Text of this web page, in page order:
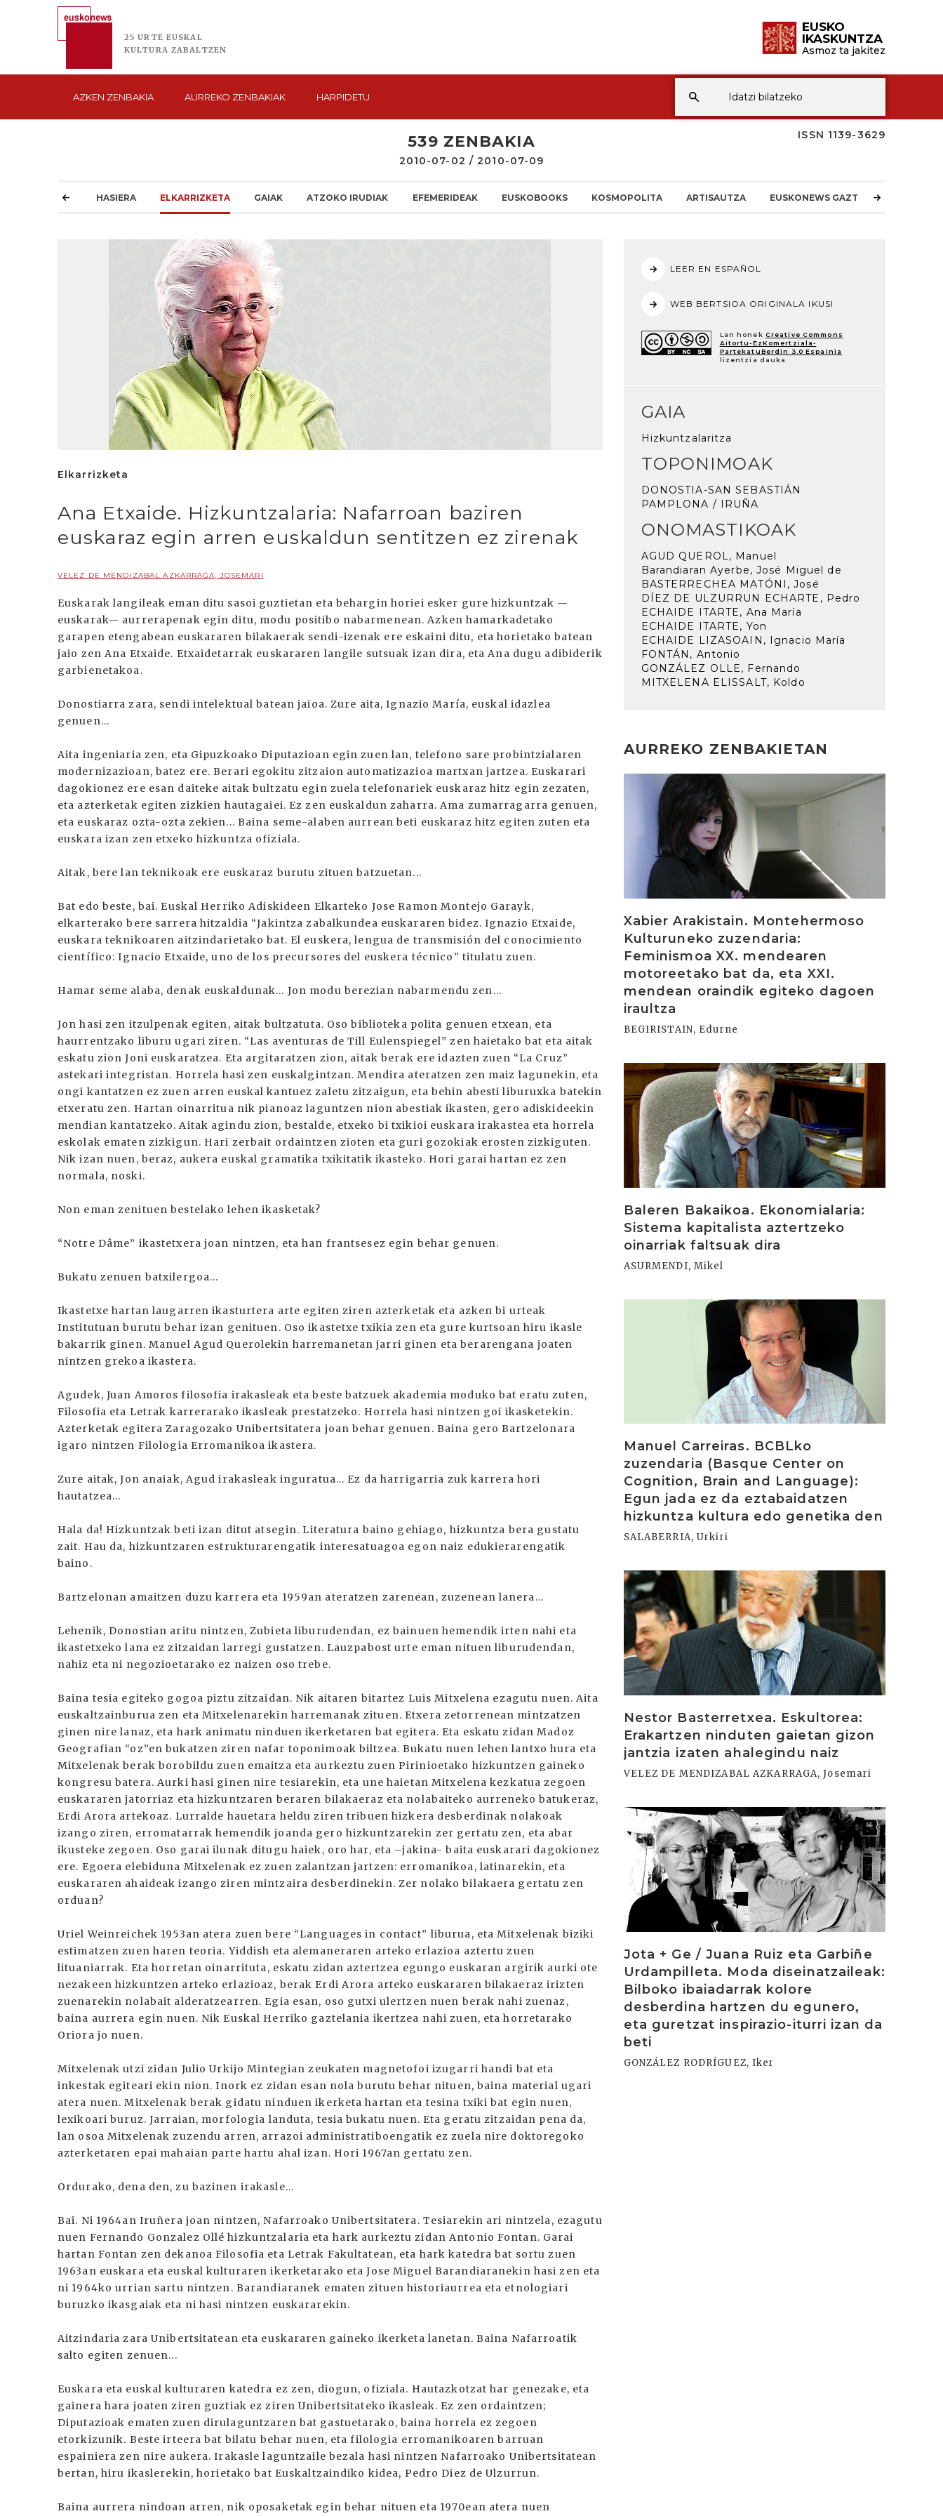
25 URTE EUSKAL
KULTURA ZABALTZEN
EUSKO
IKASKUNTZA
Asmoz ta jakitez
AZKEN ZENBAKIA AURREKO ZENBAKIAK HARPIDETU
ISSN 1139-3629
539 ZENBAKIA
2010-07-02 / 2010-07-09
HASIERA ELKARRIZKETA GAIAK ATZOKO IRUDIAK EFEMERIDEAK EUSKOBOOKS KOSMOPOLITA ARTISAUTZA EUSKONEWS GAZTEA
Elkarrizketa
Ana Etxaide. Hizkuntzalaria: Nafarroan baziren
euskaraz egin arren euskaldun sentitzen ez zirenak
VELEZ DE MENDIZABAL AZKARRAGA, JOSEMARI
Euskarak langileak eman ditu sasoi guztietan eta behargin horiei esker gure hizkuntzak —
euskarak— aurrerapenak egin ditu, modu positibo nabarmenean. Azken hamarkadetako
garapen etengabean euskararen bilakaerak sendi-izenak ere eskaini ditu, eta horietako batean
jaio zen Ana Etxaide. Etxaidetarrak euskararen langile sutsuak izan dira, eta Ana dugu adibiderik
garbienetakoa.
Donostiarra zara, sendi intelektual batean jaioa. Zure aita, Ignazio María, euskal idazlea
genuen...
Aita ingeniaria zen, eta Gipuzkoako Diputazioan egin zuen lan, telefono sare probintzialaren
modernizazioan, batez ere. Berari egokitu zitzaion automatizazioa martxan jartzea. Euskarari
dagokionez ere esan daiteke aitak bultzatu egin zuela telefonariek euskaraz hitz egin zezaten,
eta azterketak egiten zizkien hautagaiei. Ez zen euskaldun zaharra. Ama zumarragarra genuen,
eta euskaraz ozta-ozta zekien... Baina seme-alaben aurrean beti euskaraz hitz egiten zuten eta
euskara izan zen etxeko hizkuntza ofiziala.
Aitak, bere lan teknikoak ere euskaraz burutu zituen batzuetan...
Bat edo beste, bai. Euskal Herriko Adiskideen Elkarteko Jose Ramon Montejo Garayk,
elkarterako bere sarrera hitzaldia “Jakintza zabalkundea euskararen bidez. Ignazio Etxaide,
euskara teknikoaren aitzindarietako bat. El euskera, lengua de transmisión del conocimiento
científico: Ignacio Etxaide, uno de los precursores del euskera técnico” titulatu zuen.
Hamar seme alaba, denak euskaldunak... Jon modu berezian nabarmendu zen...
Jon hasi zen itzulpenak egiten, aitak bultzatuta. Oso biblioteka polita genuen etxean, eta
haurrentzako liburu ugari ziren. “Las aventuras de Till Eulenspiegel” zen haietako bat eta aitak
eskatu zion Joni euskaratzea. Eta argitaratzen zion, aitak berak ere idazten zuen “La Cruz”
astekari integristan. Horrela hasi zen euskalgintzan. Mendira ateratzen zen maiz lagunekin, eta
ongi kantatzen ez zuen arren euskal kantuez zaletu zitzaigun, eta behin abesti liburuxka batekin
etxeratu zen. Hartan oinarritua nik pianoaz laguntzen nion abestiak ikasten, gero adiskideekin
mendian kantatzeko. Aitak agindu zion, bestalde, etxeko bi txikioi euskara irakastea eta horrela
eskolak ematen zizkigun. Hari zerbait ordaintzen zioten eta guri gozokiak erosten zizkiguten.
Nik izan nuen, beraz, aukera euskal gramatika txikitatik ikasteko. Hori garai hartan ez zen
normala, noski.
Non eman zenituen bestelako lehen ikasketak?
“Notre Dâme” ikastetxera joan nintzen, eta han frantsesez egin behar genuen.
Bukatu zenuen batxilergoa...
Ikastetxe hartan laugarren ikasturtera arte egiten ziren azterketak eta azken bi urteak
Institutuan burutu behar izan genituen. Oso ikastetxe txikia zen eta gure kurtsoan hiru ikasle
bakarrik ginen. Manuel Agud Querolekin harremanetan jarri ginen eta berarengana joaten
nintzen grekoa ikastera.
Agudek, Juan Amoros filosofia irakasleak eta beste batzuek akademia moduko bat eratu zuten,
Filosofia eta Letrak karrerarako ikasleak prestatzeko. Horrela hasi nintzen goi ikasketekin.
Azterketak egitera Zaragozako Unibertsitatera joan behar genuen. Baina gero Bartzelonara
igaro nintzen Filologia Erromanikoa ikastera.
Zure aitak, Jon anaiak, Agud irakasleak inguratua... Ez da harrigarria zuk karrera hori
hautatzea...
Hala da! Hizkuntzak beti izan ditut atsegin. Literatura baino gehiago, hizkuntza bera gustatu
zait. Hau da, hizkuntzaren estrukturarengatik interesatuagoa egon naiz edukierarengatik
baino.
Bartzelonan amaitzen duzu karrera eta 1959an ateratzen zarenean, zuzenean lanera...
Lehenik, Donostian aritu nintzen, Zubieta liburudendan, ez bainuen hemendik irten nahi eta
ikastetxeko lana ez zitzaidan larregi gustatzen. Lauzpabost urte eman nituen liburudendan,
nahiz eta ni negozioetarako ez naizen oso trebe.
Baina tesia egiteko gogoa piztu zitzaidan. Nik aitaren bitartez Luis Mitxelena ezagutu nuen. Aita
euskaltzainburua zen eta Mitxelenarekin harremanak zituen. Etxera zetorrenean mintzatzen
ginen nire lanaz, eta hark animatu ninduen ikerketaren bat egitera. Eta eskatu zidan Madoz
Geografian “oz”en bukatzen ziren nafar toponimoak biltzea. Bukatu nuen lehen lantxo hura eta
Mitxelenak berak borobildu zuen emaitza eta aurkeztu zuen Pirinioetako hizkuntzen gaineko
kongresu batera. Aurki hasi ginen nire tesiarekin, eta une haietan Mitxelena kezkatua zegoen
euskararen jatorriaz eta hizkuntzaren beraren bilakaeraz eta nolabaiteko aurreneko batukeraz,
Erdi Arora artekoaz. Lurralde hauetara heldu ziren tribuen hizkera desberdinak nolakoak
izango ziren, erromatarrak hemendik joanda gero hizkuntzarekin zer gertatu zen, eta abar
ikusteke zegoen. Oso garai ilunak ditugu haiek, oro har, eta –jakina- baita euskarari dagokionez
ere. Egoera elebiduna Mitxelenak ez zuen zalantzan jartzen: erromanikoa, latinarekin, eta
euskararen ahaideak izango ziren mintzaira desberdinekin. Zer nolako bilakaera gertatu zen
orduan?
Uriel Weinreichek 1953an atera zuen bere “Languages in contact” liburua, eta Mitxelenak biziki
estimatzen zuen haren teoria. Yiddish eta alemaneraren arteko erlazioa aztertu zuen
lituaniarrak. Eta horretan oinarrituta, eskatu zidan aztertzea egungo euskaran argirik aurki ote
nezakeen hizkuntzen arteko erlazioaz, berak Erdi Arora arteko euskararen bilakaeraz irizten
zuenarekin nolabait alderatzearren. Egia esan, oso gutxi ulertzen nuen berak nahi zuenaz,
baina aurrera egin nuen. Nik Euskal Herriko gaztelania ikertzea nahi zuen, eta horretarako
Oriora jo nuen.
Mitxelenak utzi zidan Julio Urkijo Mintegian zeukaten magnetofoi izugarri handi bat eta
inkestak egiteari ekin nion. Inork ez zidan esan nola burutu behar nituen, baina material ugari
atera nuen. Mitxelenak berak gidatu ninduen ikerketa hartan eta tesina txiki bat egin nuen,
lexikoari buruz. Jarraian, morfologia landuta, tesia bukatu nuen. Eta geratu zitzaidan pena da,
lan osoa Mitxelenak zuzendu arren, arrazoi administratiboengatik ez zuela nire doktoregoko
azterketaren epai mahaian parte hartu ahal izan. Hori 1967an gertatu zen.
Ordurako, dena den, zu bazinen irakasle...
Bai. Ni 1964an Iruñera joan nintzen, Nafarroako Unibertsitatera. Tesiarekin ari nintzela, ezagutu
nuen Fernando Gonzalez Ollé hizkuntzalaria eta hark aurkeztu zidan Antonio Fontan. Garai
hartan Fontan zen dekanoa Filosofia eta Letrak Fakultatean, eta hark katedra bat sortu zuen
1963an euskara eta euskal kulturaren ikerketarako eta Jose Miguel Barandiaranekin hasi zen eta
ni 1964ko urrian sartu nintzen. Barandiaranek ematen zituen historiaurrea eta etnologiari
buruzko ikasgaiak eta ni hasi nintzen euskararekin.
Aitzindaria zara Unibertsitatean eta euskararen gaineko ikerketa lanetan. Baina Nafarroatik
salto egiten zenuen...
Euskara eta euskal kulturaren katedra ez zen, diogun, ofiziala. Hautazkotzat har genezake, eta
gainera hara joaten ziren guztiak ez ziren Unibertsitateko ikasleak. Ez zen ordaintzen;
Diputazioak ematen zuen dirulaguntzaren bat gastuetarako, baina horrela ez zegoen
etorkizunik. Beste irteera bat bilatu behar nuen, eta filologia erromanikoaren barruan
espainiera zen nire aukera. Irakasle laguntzaile bezala hasi nintzen Nafarroako Unibertsitatean
bertan, hiru ikaslerekin, horietako bat Euskaltzaindiko kidea, Pedro Diez de Ulzurrun.
Baina aurrera nindoan arren, nik oposaketak egin behar nituen eta 1970ean atera nuen
LEER EN ESPAÑOL
WEB BERTSIOA ORIGINALA IKUSI
Lan honek Creative Commons
Aitortu-EzKomertziala-
PartekatuBerdin 3.0 Espainia
lizentzia dauka.
GAIA
Hizkuntzalaritza
TOPONIMOAK
DONOSTIA-SAN SEBASTIÁN
PAMPLONA / IRUÑA
ONOMASTIKOAK
AGUD QUEROL, Manuel
Barandiaran Ayerbe, José Miguel de
BASTERRECHEA MATÓNI, José
DÍEZ DE ULZURRUN ECHARTE, Pedro
ECHAIDE ITARTE, Ana María
ECHAIDE ITARTE, Yon
ECHAIDE LIZASOAIN, Ignacio María
FONTÁN, Antonio
GONZÁLEZ OLLE, Fernando
MITXELENA ELISSALT, Koldo
AURREKO ZENBAKIETAN
Xabier Arakistain. Montehermoso
Kulturuneko zuzendaria:
Feminismoa XX. mendearen
motoreetako bat da, eta XXI.
mendean oraindik egiteko dagoen
iraultza
BEGIRISTAIN, Edurne
Irakurri
Baleren Bakaikoa. Ekonomialaria:
Sistema kapitalista aztertzeko
oinarriak faltsuak dira
ASURMENDI, Mikel
Irakurri
Manuel Carreiras. BCBLko
zuzendaria (Basque Center on
Cognition, Brain and Language):
Egun jada ez da eztabaidatzen
hizkuntza kultura edo genetika den
SALABERRIA, Urkiri
Nestor Basterretxea. Eskultorea:
Erakartzen ninduten gaietan gizon
jantzia izaten ahalegindu naiz
VELEZ DE MENDIZABAL AZKARRAGA, Josemari
Irakurri
Jota + Ge / Juana Ruiz eta Garbiñe
Urdampilleta. Moda diseinatzaileak:
Bilboko ibaiadarrak kolore
desberdina hartzen du egunero,
eta guretzat inspirazio-iturri izan da
beti
GONZÁLEZ RODRÍGUEZ, Iker
Irakurri